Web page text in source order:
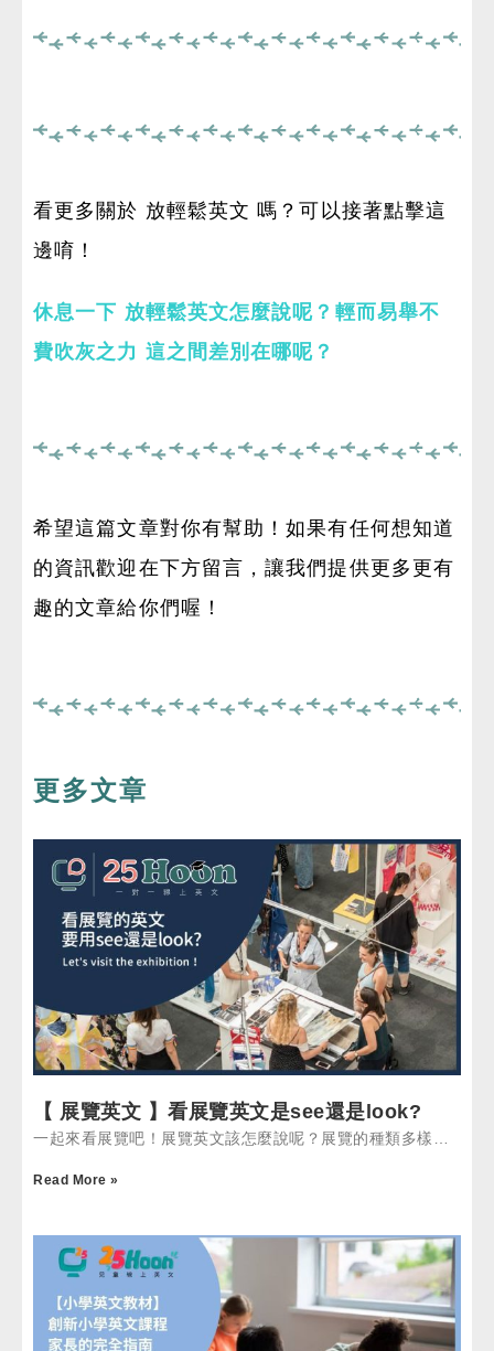
看更多關於 放輕鬆英文 嗎？可以接著點擊這
邊唷！
休息一下 放輕鬆英文怎麼說呢？輕而易舉不
費吹灰之力 這之間差別在哪呢？
希望這篇文章對你有幫助！如果有任何想知道
的資訊歡迎在下方留言，讓我們提供更多更有
趣的文章給你們喔！
更多文章
【 展覽英文 】看展覽英文是see還是look?
一起來看展覽吧！展覽英文該怎麼說呢？展覽的種類多樣…
Read More »